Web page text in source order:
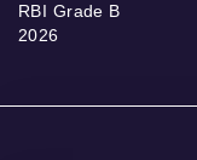
RBI Grade B
2026